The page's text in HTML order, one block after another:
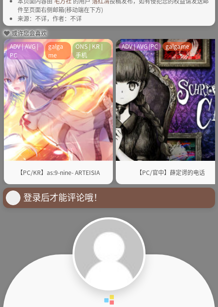
件至页面右侧邮箱(移动端在下方)
来源：不详，作者：不详
或许您会喜欢
【PC/KR】as:9-nine- ARTEISIA
ADV | AVG |
PC
galga
me
ONS | KR |
手机
【PC/官中】薛定谔的电话
ADV | AVG |PC galgame
登录后才能评论哦！